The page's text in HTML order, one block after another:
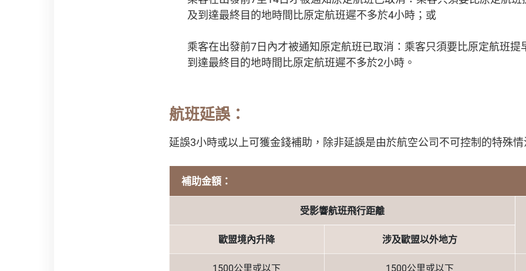
及到達最終目的地時間比原定航班遲不多於4小時；或
乘客在出發前7日內才被通知原定航班已取消：乘客只須要比原定航班提
到達最終目的地時間比原定航班遲不多於2小時。
航班延誤：
延誤3小時或以上可獲金錢補助，除非延誤是由於航空公司不可控制的特殊情
補助金額：
受影響航班飛行距離
歐盟境內升降
涉及歐盟以外地方
1500公里或以下 1500公里或以下